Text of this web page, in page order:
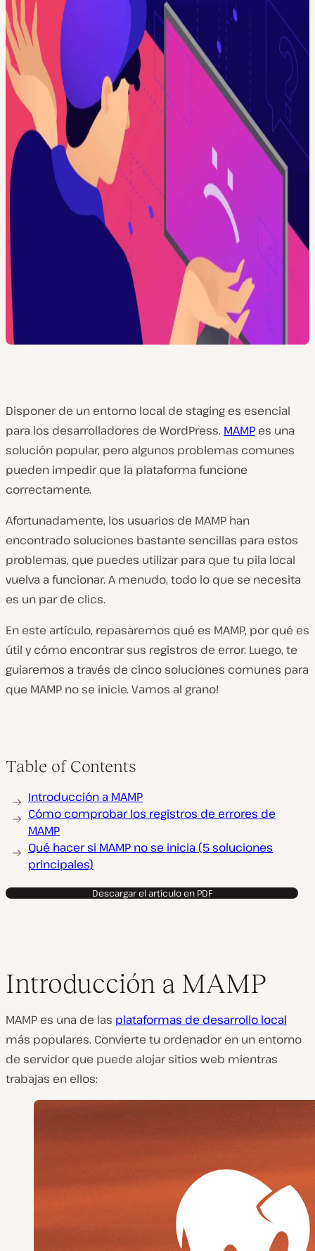
Disponer de un entorno local de staging es esencial
para los desarrolladores de WordPress. MAMP es una
solución popular, pero algunos problemas comunes
pueden impedir que la plataforma funcione
correctamente.
Afortunadamente, los usuarios de MAMP han
encontrado soluciones bastante sencillas para estos
problemas, que puedes utilizar para que tu pila local
vuelva a funcionar. A menudo, todo lo que se necesita
es un par de clics.
En este artículo, repasaremos qué es MAMP, por qué es
útil y cómo encontrar sus registros de error. Luego, te
guiaremos a través de cinco soluciones comunes para
que MAMP no se inicie. Vamos al grano!
Table of Contents
Introducción a MAMP
Cómo comprobar los registros de errores de
MAMP
Qué hacer si MAMP no se inicia (5 soluciones
principales)
Descargar el artículo en PDF
Introducción a MAMP
MAMP es una de las plataformas de desarrollo local
más populares. Convierte tu ordenador en un entorno
de servidor que puede alojar sitios web mientras
trabajas en ellos: